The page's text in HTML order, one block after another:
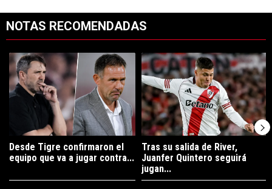
NOTAS RECOMENDADAS
Un artículo de tendencia con el título "Desde Tigre confirmaron el
Desde Tigre confirmaron el
equipo que va a jugar contra...
Un artículo de tendencia con el
Tras su salida de River,
Juanfer Quintero seguirá
jugan...